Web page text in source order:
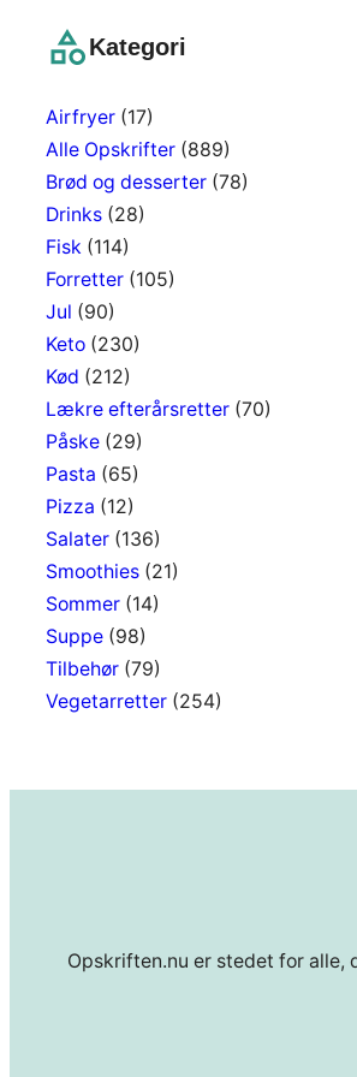
Kategori
Airfryer (17)
Alle Opskrifter (889)
Brød og desserter (78)
Drinks (28)
Fisk (114)
Forretter (105)
Jul (90)
Keto (230)
Kød (212)
Lækre efterårsretter (70)
Påske (29)
Pasta (65)
Pizza (12)
Salater (136)
Smoothies (21)
Sommer (14)
Suppe (98)
Tilbehør (79)
Vegetarretter (254)
Opskriften.nu er stedet for